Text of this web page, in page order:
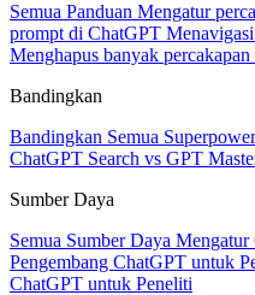
Semua Panduan Mengatur
prompt di ChatGPT
Menghapus banyak
Bandingkan
Bandingkan Semua
ChatGPT Search vs GPT
Sumber Daya
Semua Sumber Daya Mengatur
Pengembang ChatGPT untuk
ChatGPT untuk Peneliti